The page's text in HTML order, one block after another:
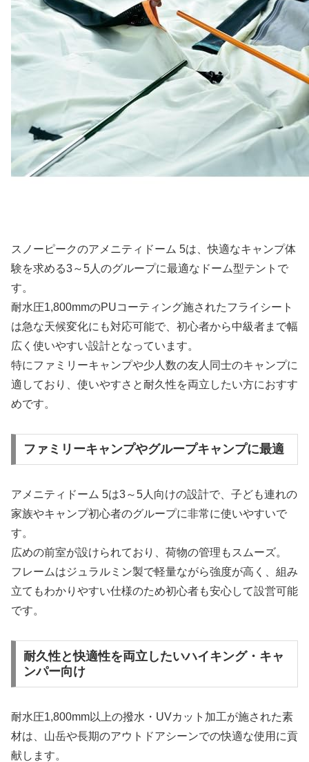
スノーピークのアメニティドーム 5は、快適なキャンプ体
験を求める3～5人のグループに最適なドーム型テントで
す。
耐水圧1,800mmのPUコーティング施されたフライシート
は急な天候変化にも対応可能で、初心者から中級者まで幅
広く使いやすい設計となっています。
特にファミリーキャンプや少人数の友人同士のキャンプに
適しており、使いやすさと耐久性を両立したい方におすす
めです。
ファミリーキャンプやグループキャンプに最適
アメニティドーム 5は3～5人向けの設計で、子ども連れの
家族やキャンプ初心者のグループに非常に使いやすいで
す。
広めの前室が設けられており、荷物の管理もスムーズ。
フレームはジュラルミン製で軽量ながら強度が高く、組み
立てもわかりやすい仕様のため初心者も安心して設営可能
です。
耐久性と快適性を両立したいハイキング・キャ
ンパー向け
耐水圧1,800mm以上の撥水・UVカット加工が施された素
材は、山岳や長期のアウトドアシーンでの快適な使用に貢
献します。